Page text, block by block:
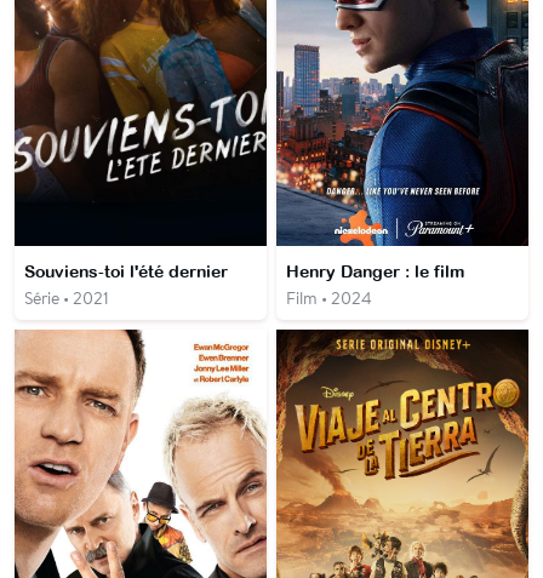
Souviens-toi l'été dernier
Série • 2021
Henry Danger : le film
Film • 2024